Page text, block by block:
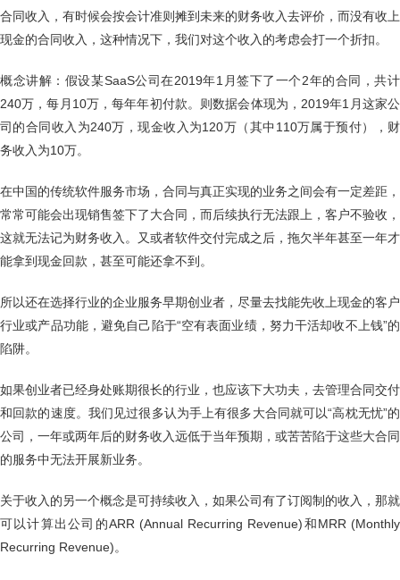
合同收入，有时候会按会计准则摊到未来的财务收入去评价，而没有收上
现金的合同收入，这种情况下，我们对这个收入的考虑会打一个折扣。
概念讲解：假设某SaaS公司在2019年1月签下了一个2年的合同，共计
240万，每月10万，每年年初付款。则数据会体现为，2019年1月这家公
司的合同收入为240万，现金收入为120万（其中110万属于预付），财
务收入为10万。
在中国的传统软件服务市场，合同与真正实现的业务之间会有一定差距，
常常可能会出现销售签下了大合同，而后续执行无法跟上，客户不验收，
这就无法记为财务收入。又或者软件交付完成之后，拖欠半年甚至一年才
能拿到现金回款，甚至可能还拿不到。
所以还在选择行业的企业服务早期创业者，尽量去找能先收上现金的客户
行业或产品功能，避免自己陷于“空有表面业绩，努力干活却收不上钱”的
陷阱。
如果创业者已经身处账期很长的行业，也应该下大功夫，去管理合同交付
和回款的速度。我们见过很多认为手上有很多大合同就可以“高枕无忧”的
公司，一年或两年后的财务收入远低于当年预期，或苦苦陷于这些大合同
的服务中无法开展新业务。
关于收入的另一个概念是可持续收入，如果公司有了订阅制的收入，那就
可以计算出公司的ARR (Annual Recurring Revenue)和MRR (Monthly
Recurring Revenue)。